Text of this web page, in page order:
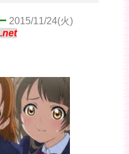
2015/11/24(火)